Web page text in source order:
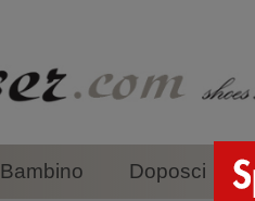
Bambino Doposci